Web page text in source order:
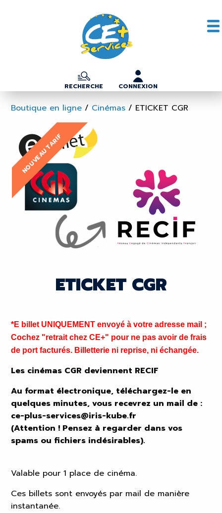
RECHERCHE CONNEXION
Boutique en ligne / Cinémas / ETICKET CGR
NOUVEAU TARIF
ETICKET CGR
*E billet UNIQUEMENT envoyé à votre adresse mail ;
Cochez "retrait chez CE+" pour ne pas avoir de frais
de port facturés. Billetterie ni reprise, ni échangée.
Les cinémas CGR deviennent RECIF
Au format électronique, téléchargez-le en
quelques minutes, vous recevrez un mail de :
ce-plus-services@iris-kube.fr
(Attention ! Pensez à regarder dans vos
spams ou fichiers indésirables).
Valable pour 1 place de cinéma.
Ces billets sont envoyés par mail de manière
instantanée.